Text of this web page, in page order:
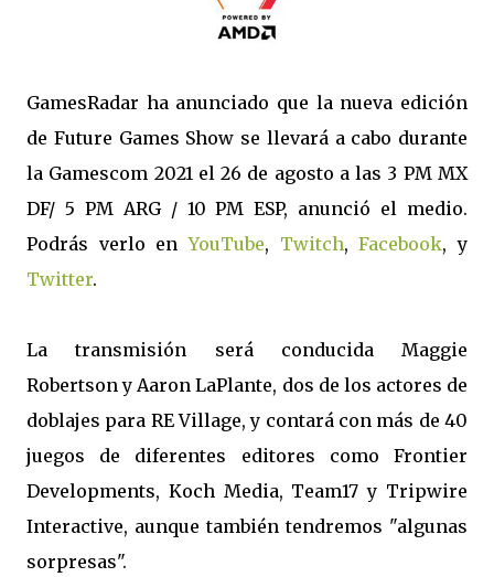
GamesRadar ha anunciado que la nueva edición
de Future Games Show se llevará a cabo durante
la Gamescom 2021 el 26 de agosto a las 3 PM MX
DF/ 5 PM ARG / 10 PM ESP, anunció el medio.
Podrás verlo enYouTube, Twitch,Facebook, y
Twitter.
La transmisión será conducida Maggie
Robertson y Aaron LaPlante, dos de los actores de
doblajes para RE Village, y contará con más de 40
juegos de diferentes editores como Frontier
Developments, Koch Media, Team17 y Tripwire
Interactive, aunque también tendremos "algunas
sorpresas".